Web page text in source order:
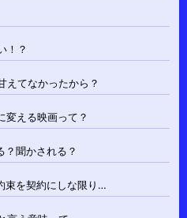
！？
えてなかったから？
える映画って？
聞かされる？
束を契約にしな限り…